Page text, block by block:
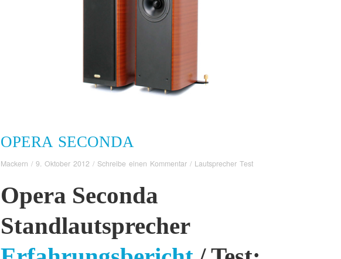
OPERA SECONDA
Mackern / 9. Oktober 2012 / Schreibe einen Kommentar/ Lautsprecher Test
Opera Seconda
Standlautsprecher